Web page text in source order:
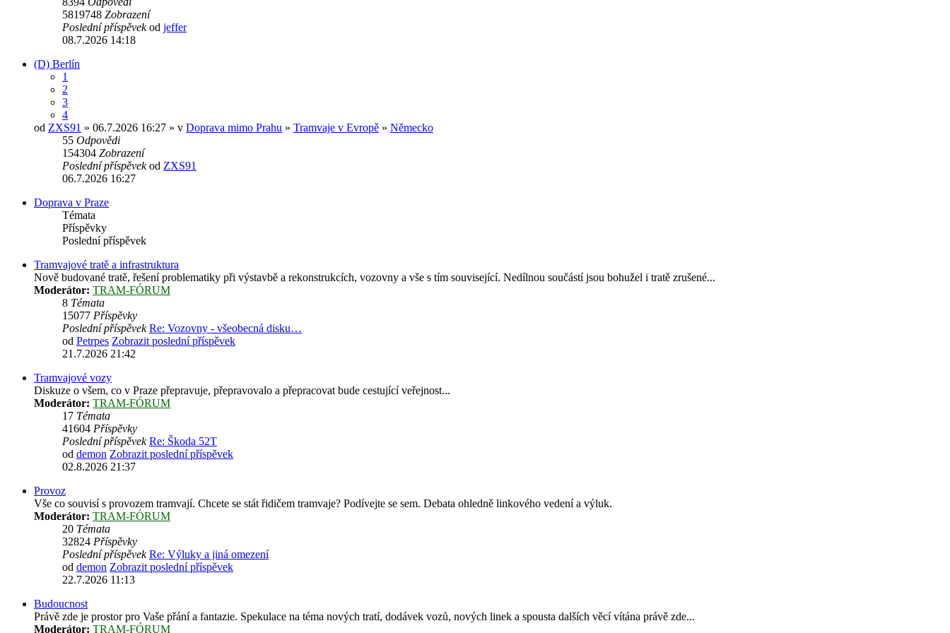
5819748 Zobrazení
Poslední příspěvekod jeffer
08.7.2026 14:18
(D) Berlín
1
2
3
4
od ZXS91 » 06.7.2026 16:27 » v Doprava mimo Prahu » Tramvaje v Evropě » Německo
55 Odpovědi
154304 Zobrazení
Poslední příspěvekod ZXS91
06.7.2026 16:27
Doprava v Praze
Témata
Příspěvky
Poslední příspěvek
Tramvajové tratě a infrastruktura
Nově budované tratě, řešení problematiky při výstavbě a rekonstrukcích, vozovny a vše s tím související. Nedílnou součástí jsou bohužel i tratě zrušené...
Moderátor: TRAM-FÓRUM
8 Témata
15077 Příspěvky
Poslední příspěvek Re: Vozovny - všeobecná disku…
od Petrpes Zobrazit poslední příspěvek
21.7.2026 21:42
Tramvajové vozy
Diskuze o všem, co v Praze přepravuje, přepravovalo a přepracovat bude cestující veřejnost...
Moderátor: TRAM-FÓRUM
17 Témata
41604 Příspěvky
Poslední příspěvek Re: Škoda 52T
od demon Zobrazit poslední příspěvek
02.8.2026 21:37
Provoz
Vše co souvisí s provozem tramvají. Chcete se stát řidičem tramvaje? Podívejte se sem. Debata ohledně linkového vedení a výluk.
Moderátor: TRAM-FÓRUM
20 Témata
32824 Příspěvky
Poslední příspěvek Re: Výluky a jiná omezení
od demon Zobrazit poslední příspěvek
22.7.2026 11:13
Budoucnost
Právě zde je prostor pro Vaše přání a fantazie. Spekulace na téma nových tratí, dodávek vozů, nových linek a spousta dalších věcí vítána právě zde...
Moderátor: TRAM-FÓRUM